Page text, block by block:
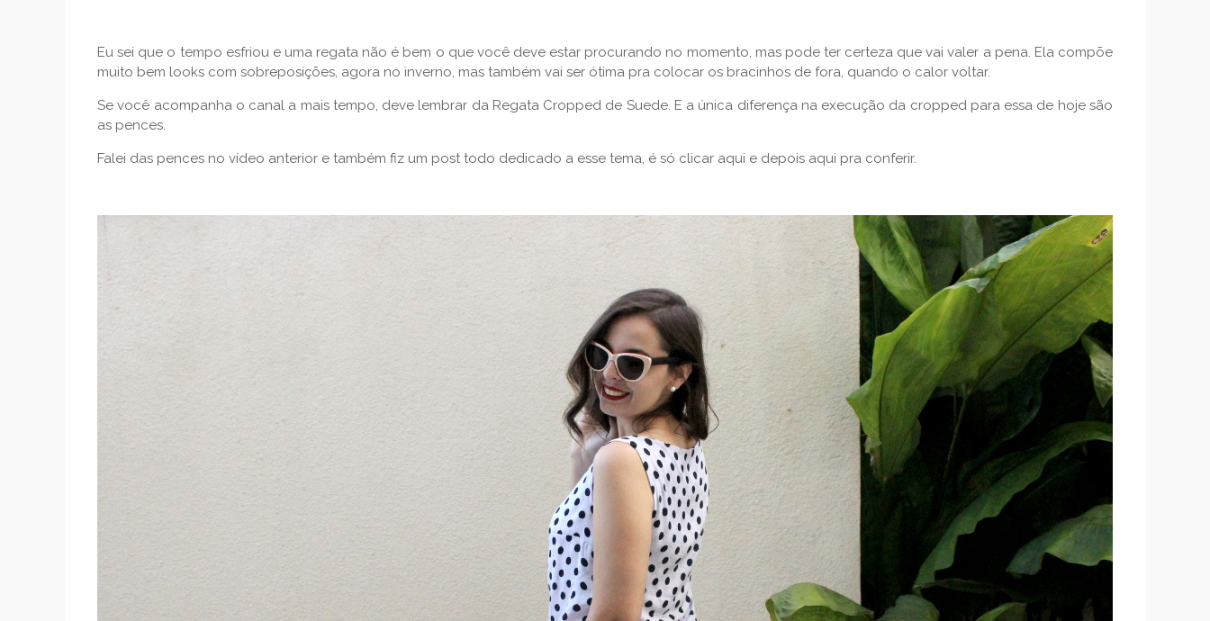
Eu sei que o tempo esfriou e uma regata não é bem o que você deve estar procurando no momento, mas pode ter certeza que vai valer a pena. Ela compõe
muito bem looks com sobreposições, agora no inverno, mas também vai ser ótima pra colocar os bracinhos de fora, quando o calor voltar.
Se você acompanha o canal a mais tempo, deve lembrar da Regata Cropped de Suede. E a única diferença na execução da cropped para essa de hoje são
as pences.
Falei das pences no vídeo anterior e também fiz um post todo dedicado a esse tema, é só clicar aqui e depois aqui pra conferir.